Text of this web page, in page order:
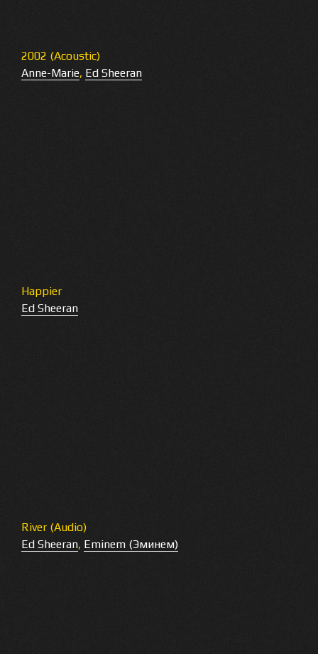
2002 (Acoustic)
Anne-Marie, Ed Sheeran
Happier
Ed Sheeran
River (Audio)
Ed Sheeran, Eminem (Эминем)